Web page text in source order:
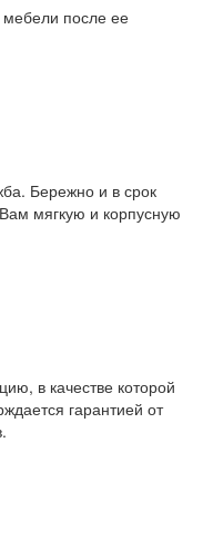
мебели после ее
Бережно и в срок
мягкую и корпусную
в качестве которой
гарантией от